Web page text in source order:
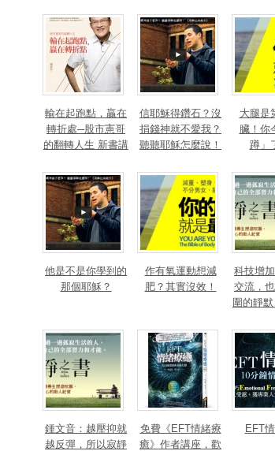
輸在起跑點，贏在
轉折處─股市憲哥
的翻轉人生 新書講
信耶穌得鑽石？沒
捐錢神就不愛我？
聽聽耶穌怎麼說！
大腿是
臟！你
蹲」
他是不是你學到的
那個耶穌？
作有氧運動想減
肥？其實沒效！
科技增
交流，
圍的靜
鍾文音：越壓抑就
越反彈，所以寂靜
免費《EFT情緒療
癒》作者講座，歡
EFT